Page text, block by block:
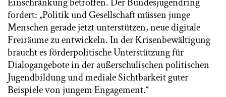
fordert: „Politik und Gesellschaft müssen junge
Menschen gerade jetzt unterstützen, neue digitale
Freiräume zu entwickeln. In der Krisenbewältigung
braucht es förderpolitische Unterstützung für
Dialogangebote in der außerschulischen politischen
Jugendbildung und mediale Sichtbarkeit guter
Beispiele von jungem Engagement.“